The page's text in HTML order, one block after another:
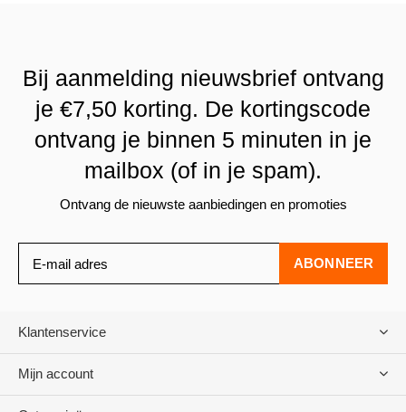
Bij aanmelding nieuwsbrief ontvang
je €7,50 korting. De kortingscode
ontvang je binnen 5 minuten in je
mailbox (of in je spam).
Ontvang de nieuwste aanbiedingen en promoties
ABONNEER
Klantenservice
Mijn account